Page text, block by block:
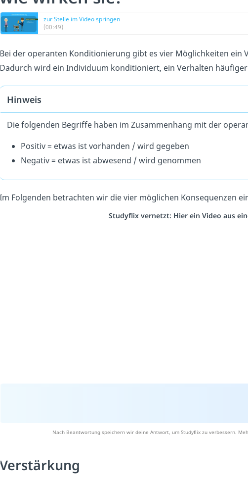
zur Stelle im Video springen
(00:49)
Bei der operanten Konditionierung gibt es vier Möglichkeiten ein
Dadurch wird ein Individuum konditioniert, ein Verhalten
Hinweis
Die folgenden Begriffe haben im Zusammenhang mit der
Positiv = etwas ist vorhanden / wird gegeben
Negativ = etwas ist abwesend / wird genommen
Im Folgenden betrachten wir die vier möglichen Konsequenzen
Studyflix vernetzt: Hier ein Video aus
Nach Beantwortung speichern wir deine Antwort, um Studyflix zu verbessern.
Verstärkung